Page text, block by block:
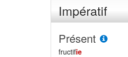
Impératif
Présent
fructifie